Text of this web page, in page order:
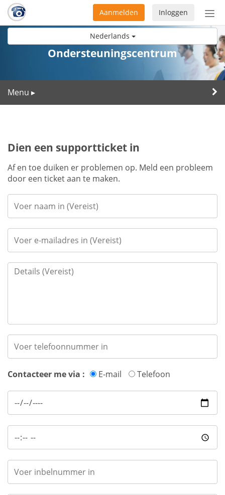
Nederlands
Inloggen
Aanmelden
Ondersteuningscentrum
Menu ▸
Dien een supportticket in
Af en toe duiken er problemen op. Meld een probleem
door een ticket aan te maken.
Contacteer me via : E-mail Telefoon